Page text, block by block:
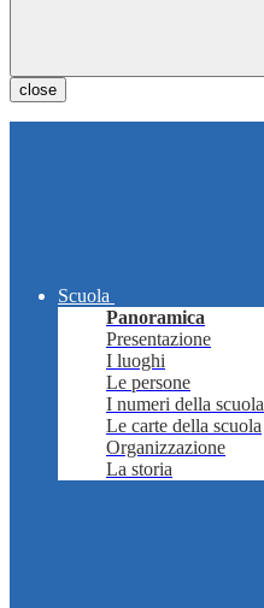
close
Scuola
Panoramica
Presentazione
I luoghi
Le persone
I numeri della scuola
Le carte della scuola
Organizzazione
La storia